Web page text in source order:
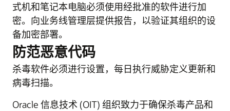
式机和笔记本电脑必须使用经批准的软件进行加
密。向业务线管理层提供报告，以验证其组织的设
备加密部署。
防范恶意代码
杀毒软件必须进行设置，每日执行威胁定义更新和
病毒扫描。
Oracle 信息技术 (OIT) 组织致力于确保杀毒产品和